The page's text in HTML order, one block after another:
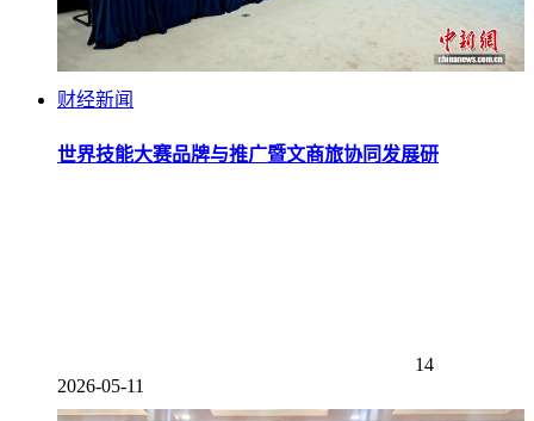
财经新闻
世界技能大赛品牌与推广暨文商旅协同发展研
14
2026-05-11